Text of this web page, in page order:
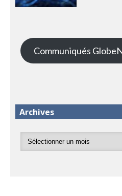
Communiqués
Archives